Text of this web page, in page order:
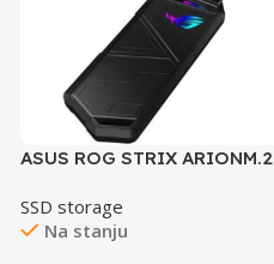
ASUS ROG STRIX ARIONM.2
SSD storage
Na stanju